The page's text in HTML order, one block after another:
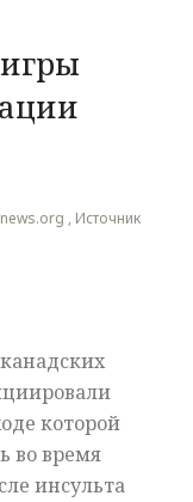
, Источник
которой
во время
инсульта